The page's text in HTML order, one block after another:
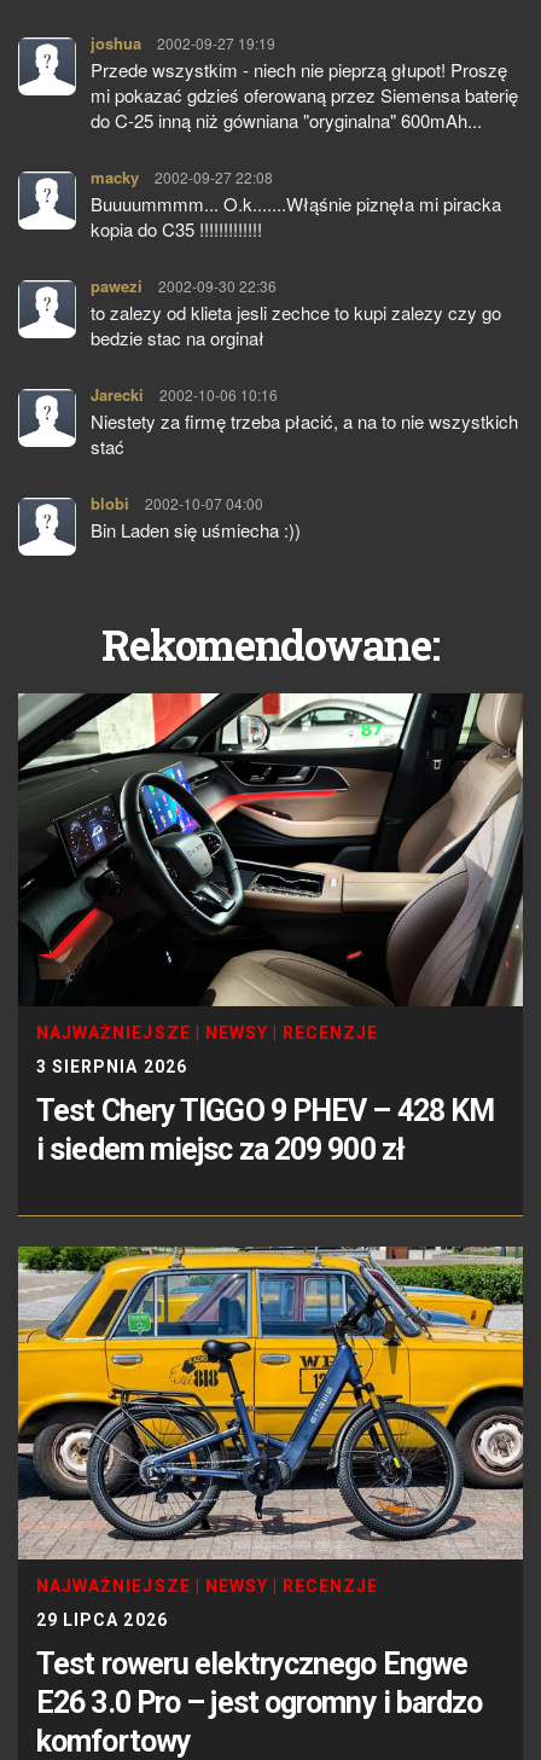
joshua pisze:
2002-09-27 19:19
Przede wszystkim - niech nie pieprzą głupot! Proszę
mi pokazać gdzieś oferowaną przez Siemensa baterię
do C-25 inną niż gówniana "oryginalna" 600mAh...
macky pisze:
2002-09-27 22:08
Buuuummmm... O.k.......Włąśnie piznęła mi piracka
kopia do C35 !!!!!!!!!!!!!
pawezi pisze:
2002-09-30 22:36
to zalezy od klieta jesli zechce to kupi zalezy czy go
bedzie stac na orginał
Jarecki pisze:
2002-10-06 10:16
Niestety za firmę trzeba płacić, a na to nie wszystkich
stać
blobi pisze:
2002-10-07 04:00
Bin Laden się uśmiecha :))
Rekomendowane:
NAJWAŻNIEJSZE NEWSY
RECENZJE
3 SIERPNIA 2026
Test Chery TIGGO 9 PHEV – 428 KM
i siedem miejsc za 209 900 zł
NAJWAŻNIEJSZE NEWSY
RECENZJE
29 LIPCA 2026
Test roweru elektrycznego Engwe
E26 3.0 Pro – jest ogromny i bardzo
komfortowy